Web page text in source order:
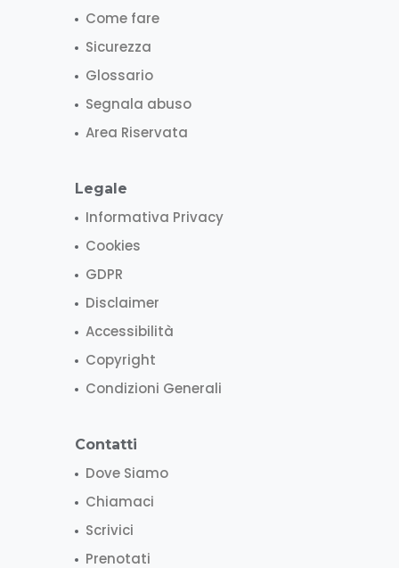
Come fare
Sicurezza
Glossario
Segnala abuso
Area Riservata
Legale
Informativa Privacy
Cookies
GDPR
Disclaimer
Accessibilità
Copyright
Condizioni Generali
Contatti
Dove Siamo
Chiamaci
Scrivici
Prenotati